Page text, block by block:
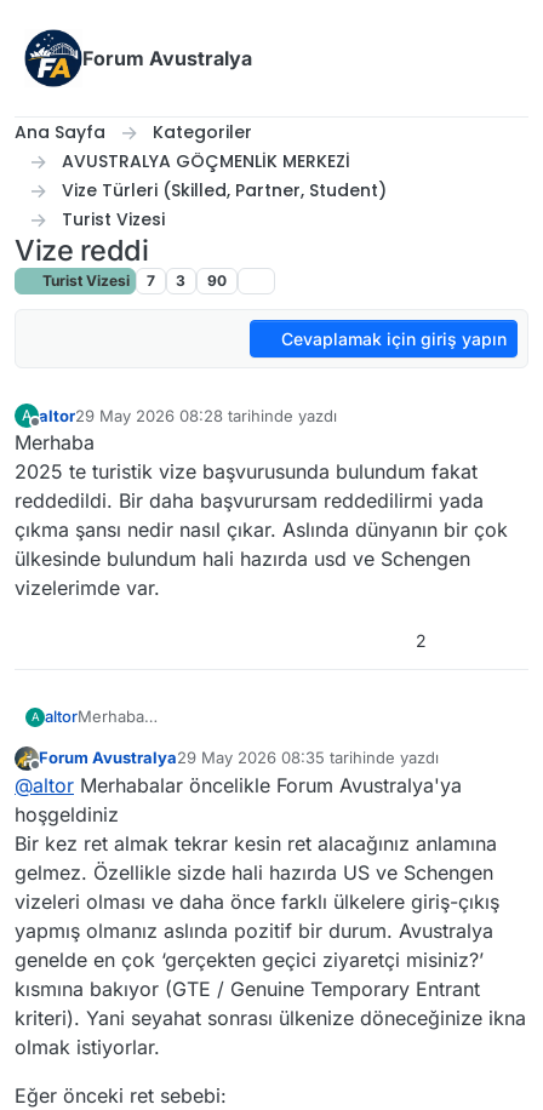
Forum Avustralya
Ana Sayfa
Kategoriler
AVUSTRALYA GÖÇMENLİK MERKEZİ
Vize Türleri (Skilled, Partner, Student)
Turist Vizesi
Vize reddi
Turist Vizesi 7 3 90
Cevaplamak için giriş yapın
A
Çevrimdışı
altor29 May 2026 08:28 tarihinde yazdı
Son düzenleyen:
Merhaba
2025 te turistik vize başvurusunda bulundum fakat
reddedildi. Bir daha başvurursam reddedilirmi yada
çıkma şansı nedir nasıl çıkar. Aslında dünyanın bir çok
ülkesinde bulundum hali hazırda usd ve Schengen
vizelerimde var.
2
A altorMerhaba
reddedildi. Bir daha başvurursam reddedilirmi yada çıkma
şansı nedir nasıl çıkar. Aslında dünyanın bir çok ülkesinde
bulundum hali hazırda usd ve Schengen vizelerimde var.
Çevrimdışı
Forum Avustralya29 May 2026 08:35 tarihinde yazdı
Son düzenleyen:
@altor Merhabalar öncelikle Forum Avustralya'ya
hoşgeldiniz
Bir kez ret almak tekrar kesin ret alacağınız anlamına
gelmez. Özellikle sizde hali hazırda US ve Schengen
vizeleri olması ve daha önce farklı ülkelere giriş-çıkış
yapmış olmanız aslında pozitif bir durum. Avustralya
genelde en çok ‘gerçekten geçici ziyaretçi misiniz?’
kısmına bakıyor (GTE / Genuine Temporary Entrant
kriteri). Yani seyahat sonrası ülkenize döneceğinize ikna
olmak istiyorlar.
Eğer önceki ret sebebi: